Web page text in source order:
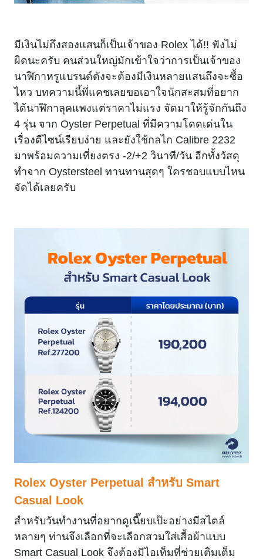
มีเงินไม่ถึงสองแสนก็เป็นเจ้าของ Rolex ได้!! ฟังไม่
ผิดนะครับ คนส่วนใหญ่มักเข้าใจว่าการเป็นเจ้าของ
นาฬิกาหรูแบรนด์ดังจะต้องมีเงินหลายแสนถึงจะซื้อ
ไหว บทความนี้พี่แคชเลยขอเอาใจนักสะสมที่อยาก
ได้นาฬิกาลุคแพงแต่ราคาไม่แรง จัดมาให้รู้จักกันถึง
4 รุ่น จาก Oyster Perpetual ที่มีความโดดเด่นใน
เรื่องดีไซน์เรียบง่าย และยังใช้กลไก Calibre 2232
มาพร้อมความเที่ยงตรง -2/+2 วินาที/วัน อีกทั้งวัสดุ
ทำจาก Oystersteel ทานทานสุดๆ ใครชอบแบบไหน
จัดได้เลยครับ
Rolex Oyster Perpetual สำหรับ Smart
Casual Look
สำหรับวันทำงานที่อยากดูเนี๊ยบเป๊ะอย่างมีสไตล์
หลายๆ ท่านจึงเลือกที่จะเลือกสวมใส่เสื้อผ้าแบบ
Smart Casual Look จึงต้องมีไอเท็มที่ช่วยเติมเต็ม